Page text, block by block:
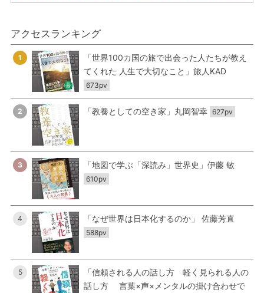
アクセスランキング
1
「世界100カ国の旅で出会った人たちが教え
てくれた 人生で大切なこと」旅人KAD
673pv
2 「教養としての空き家」丸岡智幸 627pv
3 「地図で学ぶ「深読み」世界史」伊藤 敏
610pv
4 「なぜ世界は日本化するのか」 佐藤芳直
588pv
5
「信頼される人の話し方 軽く見られる人の
話し方 言葉×声×メンタルの掛け合わせで